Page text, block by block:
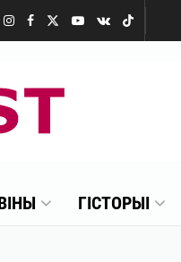
ГІСТОРЫІ